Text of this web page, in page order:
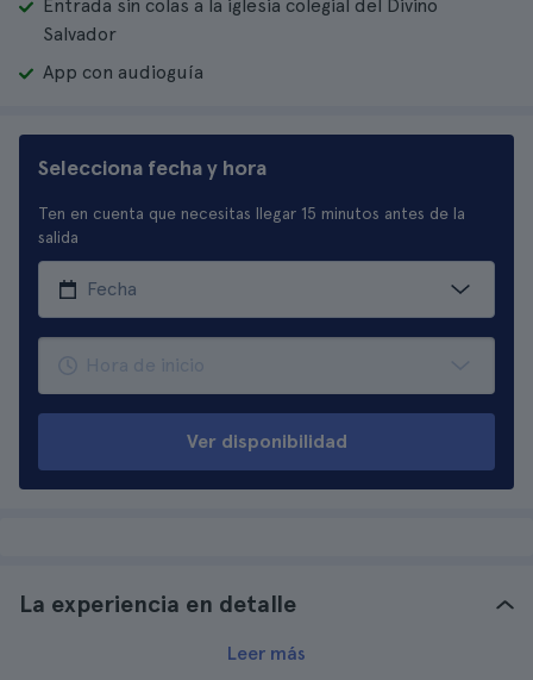
Entrada sin colas a la iglesia colegial del Divino
Salvador
App con audioguía
Selecciona fecha y hora
Ten en cuenta que necesitas llegar 15 minutos antes de la
salida
Ver disponibilidad
La experiencia en detalle
Leer más